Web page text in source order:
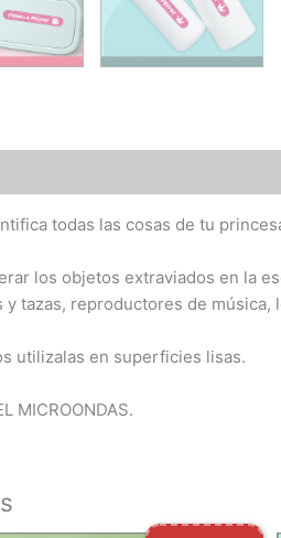
todas las cosas de tu
los objetos extraviados en la
tazas, reproductores de música,
utilizalas en superficies lisas.
MICROONDAS.